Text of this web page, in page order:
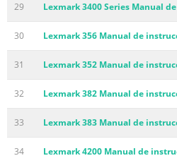
29 Lexmark 3400 Series Manual
30 Lexmark 356 Manual de
31 Lexmark 352 Manual de
32 Lexmark 382 Manual de
33 Lexmark 383 Manual de
34 Lexmark 4200 Manual de